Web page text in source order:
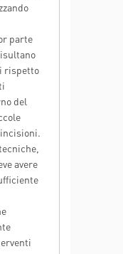
parte
rispetto
del
avere